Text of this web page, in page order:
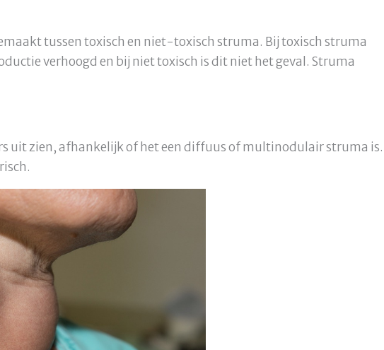
tussen toxisch en niet-toxisch struma. Bij toxisch struma
verhoogd en bij niet toxisch is dit niet het geval. Struma
uit zien, afhankelijk of het een diffuus of multinodulair struma is.